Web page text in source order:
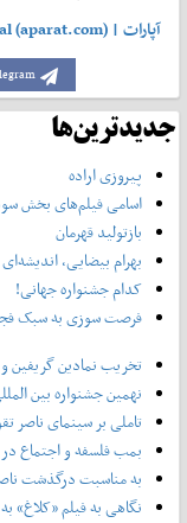
آپارات | FilmMagazine.official (aparat.com)
جدیدترین‌ها
پیروزی اراده
اسامی فیلم‌های بخش
بازتولید قهرمان
بهرام بیضایی،
کدام جشنواره جهانی!
فرصت سوزی به سبک
تخریب نمادین گریفین
نهمین جشنواره بین
تاملی بر سینمای ناصر
بمب فلسفه و اجتماع
به مناسبت درگذشت
نگاهی به فیلم «کلاغ»